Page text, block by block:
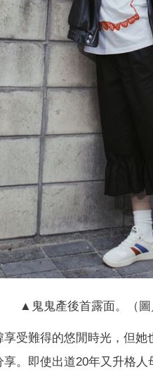
▲鬼鬼產後首露面。（圖
受難得的悠閒時光，但
。即使出道20年又升格